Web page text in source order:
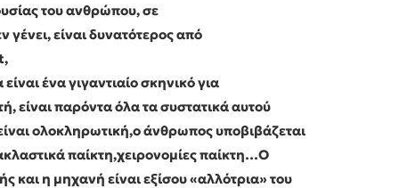
του ανθρώπου, σε
γένει, είναι δυνατότερος από
,
ένα γιγαντιαίο σκηνικό για
είναι παρόντα όλα τα συστατικά αυτού
ολοκληρωτική,ο άνθρωπος υποβιβάζεται
παίκτη,χειρονομίες παίκτη…Ο
και η μηχανή είναι εξίσου «αλλότρια» του